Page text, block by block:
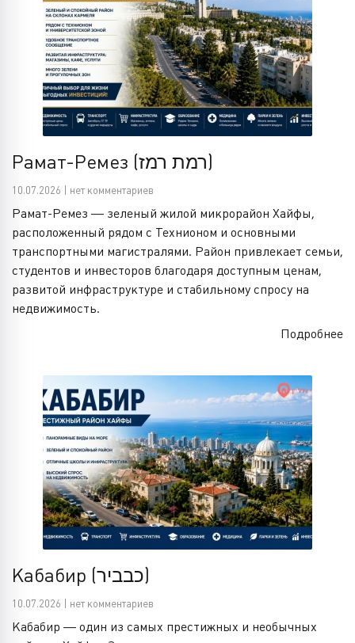
Рамат-Ремез (רמת רמז)
10.07.2026 | нет комментариев
Рамат-Ремез — зеленый жилой микрорайон Хайфы,
расположенный рядом с Технионом и основными
транспортными магистралями. Район привлекает семьи,
студентов и инвесторов благодаря доступным ценам,
развитой инфраструктуре и стабильному спросу на
недвижимость.
Подробнее
Кабабир (כבביר)
10.07.2026 | нет комментариев
Кабабир — один из самых престижных и необычных